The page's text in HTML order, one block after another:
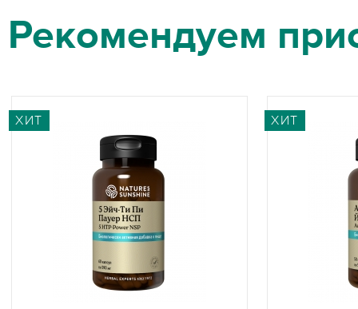
Рекомендуем
ХИТ ХИТ